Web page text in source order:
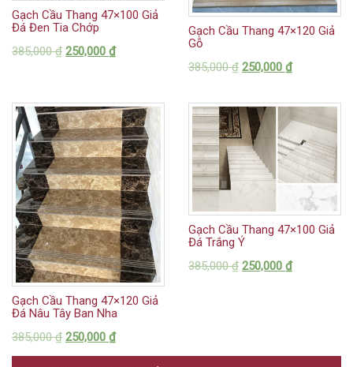
Gạch Cầu Thang 47×100 Giả
Đá Đen Tia Chớp
385,000₫ 250,000 ₫
Gạch Cầu Thang 47×120 Giả
Gỗ
385,000₫ 250,000 ₫
Gạch Cầu Thang 47×120 Giả
Đá Nâu Tây Ban Nha
385,000₫ 250,000 ₫
Gạch Cầu Thang 47×100 Giả
Đá Trắng Ý
385,000₫ 250,000 ₫